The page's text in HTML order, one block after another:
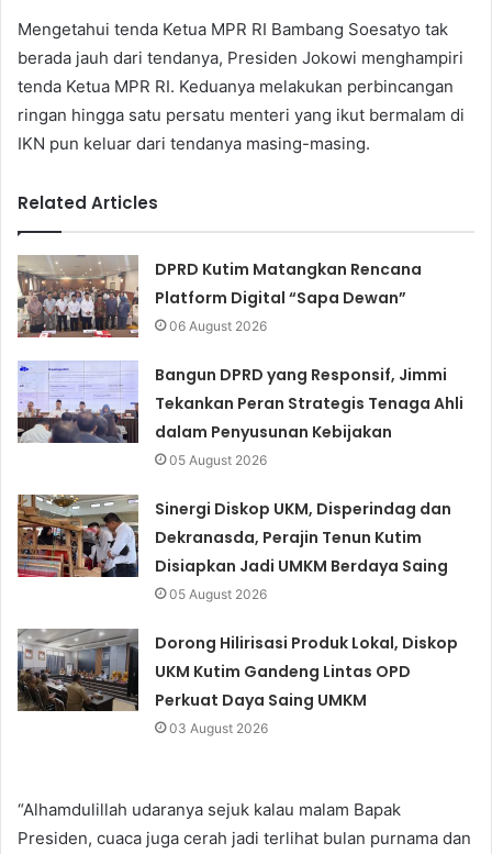
Mengetahui tenda Ketua MPR RI Bambang Soesatyo tak
berada jauh dari tendanya, Presiden Jokowi menghampiri
tenda Ketua MPR RI. Keduanya melakukan perbincangan
ringan hingga satu persatu menteri yang ikut bermalam di
IKN pun keluar dari tendanya masing-masing.
Related Articles
DPRD Kutim Matangkan Rencana
Platform Digital “Sapa Dewan”
06 August 2026
Bangun DPRD yang Responsif, Jimmi
Tekankan Peran Strategis Tenaga Ahli
dalam Penyusunan Kebijakan
05 August 2026
Sinergi Diskop UKM, Disperindag dan
Dekranasda, Perajin Tenun Kutim
Disiapkan Jadi UMKM Berdaya Saing
05 August 2026
Dorong Hilirisasi Produk Lokal, Diskop
UKM Kutim Gandeng Lintas OPD
Perkuat Daya Saing UMKM
03 August 2026
“Alhamdulillah udaranya sejuk kalau malam Bapak
Presiden, cuaca juga cerah jadi terlihat bulan purnama dan